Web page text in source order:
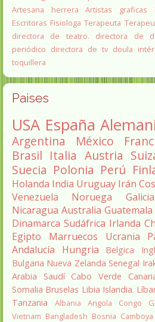
Artesana herrera
Artistas graficas
Escritoras Fisiologa Terapeuta
directora de teatro.
directora de
periódico directora de tv doula
toquillera
Paises
USA España
Argentina México
Brasil Italia Austria
Suecia Polonia Perú
Holanda India Uruguay Irán
Venezuela
Noruega Galicia
Nicaragua Australia Guatemala
Dinamarca Sudáfrica Irlanda
Egipto
Marruecos Ucrania
Andalucía
Hungria Belgica
Bulgaria Nueva Zelanda Senegal
Arabia Saudí Cabo Verde
Somalia Bruselas Libia Islandia.
Tanzania
Albania Angola Congo
Vietnam Bangladesh Bosnia Camboya